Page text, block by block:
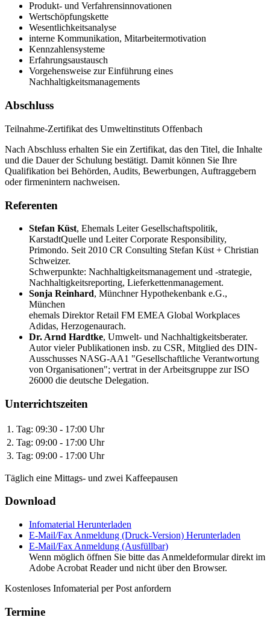
Produkt- und Verfahrensinnovationen
Wertschöpfungskette
Wesentlichkeitsanalyse
interne Kommunikation, Mitarbeitermotivation
Kennzahlensysteme
Erfahrungsaustausch
Vorgehensweise zur Einführung eines
Nachhaltigkeitsmanagements
Abschluss
Teilnahme-Zertifikat des Umweltinstituts Offenbach
Nach Abschluss erhalten Sie ein Zertifikat, das den Titel, die Inhalte
und die Dauer der Schulung bestätigt. Damit können Sie Ihre
Qualifikation bei Behörden, Audits, Bewerbungen, Auftraggebern
oder firmenintern nachweisen.
Referenten
Stefan Küst, Ehemals Leiter Gesellschaftspolitik,
KarstadtQuelle und Leiter Corporate Responsibility,
Primondo. Seit 2010 CR Consulting Stefan Küst + Christian
Schweizer.
Schwerpunkte: Nachhaltigkeitsmanagement und -strategie,
Nachhaltigkeitsreporting, Lieferkettenmanagement.
Sonja Reinhard, Münchner Hypothekenbank e.G.,
München
ehemals Direktor Retail FM EMEA Global Workplaces
Adidas, Herzogenaurach.
Dr. Arnd Hardtke, Umwelt- und Nachhaltigkeitsberater.
Autor vieler Publikationen insb. zu CSR, Mitglied des DIN-
Ausschusses NASG-AA1 "Gesellschaftliche Verantwortung
von Organisationen"; vertrat in der Arbeitsgruppe zur ISO
26000 die deutsche Delegation.
Unterrichtszeiten
1. Tag: 09:30 - 17:00 Uhr
2. Tag: 09:00 - 17:00 Uhr
3. Tag: 09:00 - 17:00 Uhr
Täglich eine Mittags- und zwei Kaffeepausen
Download
Infomaterial Herunterladen
E-Mail/Fax Anmeldung (Druck-Version) Herunterladen
E-Mail/Fax Anmeldung (Ausfüllbar)
Wenn möglich öffnen Sie bitte das Anmeldeformular direkt im
Adobe Acrobat Reader und nicht über den Browser.
Kostenloses Infomaterial per Post anfordern
Termine